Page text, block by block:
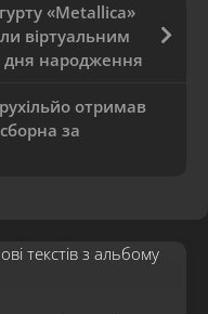
«Metallica»
віртуальним
дня народження
отримав
за